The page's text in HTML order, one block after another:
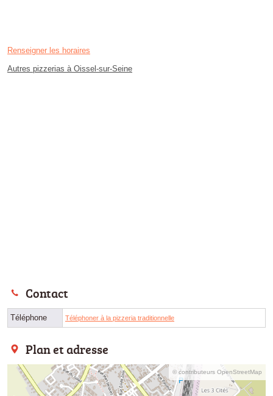
Renseigner les horaires
Autres pizzerias à Oissel-sur-Seine
Contact
Téléphone Téléphoner à la pizzeria traditionnelle
Plan et adresse
© contributeurs OpenStreetMap